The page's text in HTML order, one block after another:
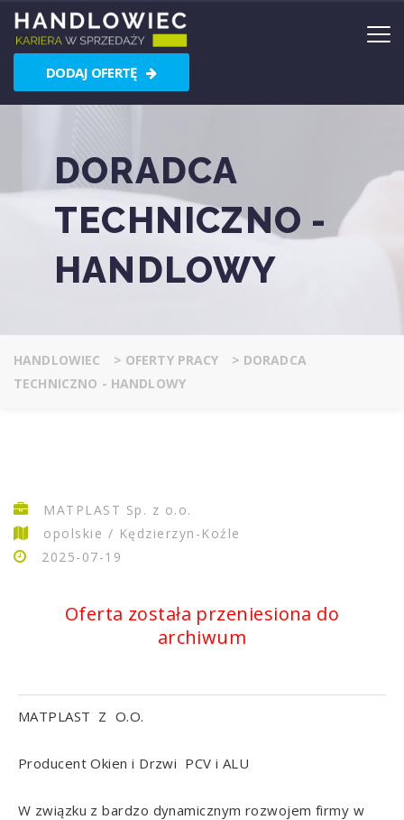
DODAJ OFERTĘ
DORADCA
TECHNICZNO -
HANDLOWY
HANDLOWIEC > OFERTY PRACY > DORADCA
TECHNICZNO - HANDLOWY
MATPLAST Sp. z o.o.
opolskie / Kędzierzyn-Koźle
2025-07-19
Oferta została przeniesiona do
archiwum
MATPLAST Z O.O.
Producent Okien i Drzwi PCV i ALU
W związku z bardzo dynamicznym rozwojem firmy w